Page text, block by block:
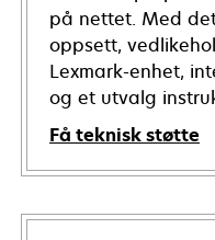
på nettet. Med
oppsett,
Lexmark-enhet,
og et utvalg
Få teknisk støtte
opens
in